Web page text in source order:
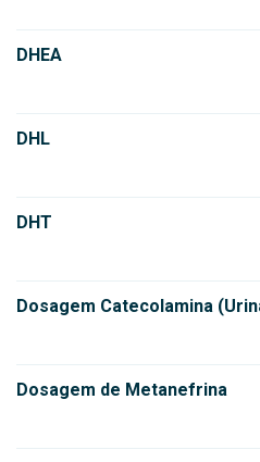
DHEA
DHL
DHT
Dosagem Catecolamina
Dosagem de Metanefrina